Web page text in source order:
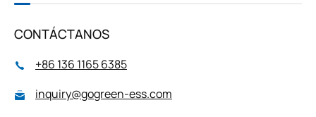
CONTÁCTANOS
+86 136 1165 6385
inquiry@gogreen-ess.com